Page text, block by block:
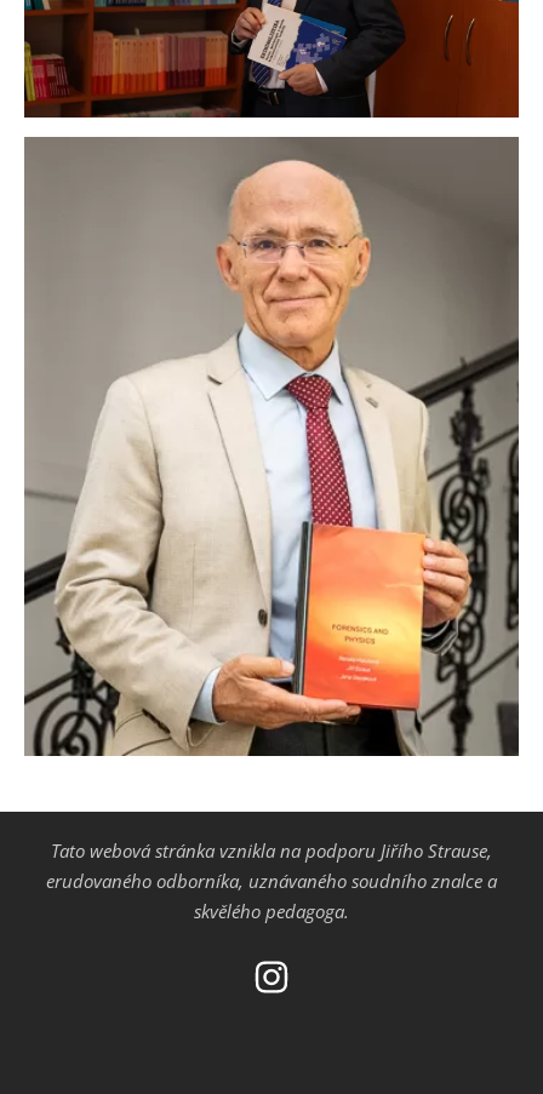
Tato webová stránka vznikla na podporu Jiřího Strause,
erudovaného odborníka, uznávaného soudního znalce a
skvělého pedagoga.